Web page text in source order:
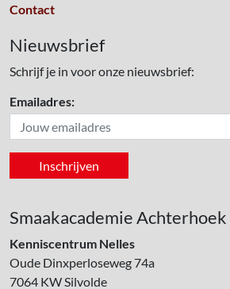
Contact
Nieuwsbrief
Schrijf je in voor onze nieuwsbrief:
Emailadres:
Smaakacademie Achterhoek
Kenniscentrum Nelles
Oude Dinxperloseweg 74a
7064 KWSilvolde